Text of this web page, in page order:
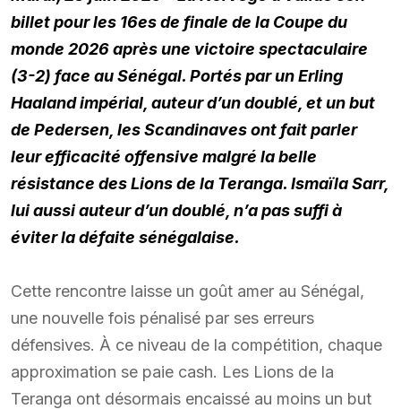
billet pour les 16es de finale de la Coupe du
monde 2026 après une victoire spectaculaire
(3-2) face au Sénégal. Portés par un Erling
Haaland impérial, auteur d’un doublé, et un but
de Pedersen, les Scandinaves ont fait parler
leur efficacité offensive malgré la belle
résistance des Lions de la Teranga. Ismaïla Sarr,
lui aussi auteur d’un doublé, n’a pas suffi à
éviter la défaite sénégalaise.
Cette rencontre laisse un goût amer au Sénégal,
une nouvelle fois pénalisé par ses erreurs
défensives. À ce niveau de la compétition, chaque
approximation se paie cash. Les Lions de la
Teranga ont désormais encaissé au moins un but